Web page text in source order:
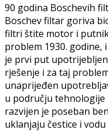
90 godina Boschevih
Boschev filtar goriva
filtri štite motor i
problem 1930.
je prvi put
rješenje i za taj
unaprijeđen
u području tehnologije
razvijen je poseban
uklanjaju čestice i